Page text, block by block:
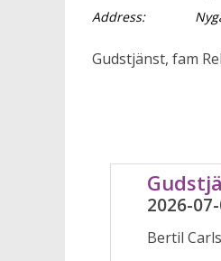
Address:
Gudstjänst, fam
2026-
Bertil